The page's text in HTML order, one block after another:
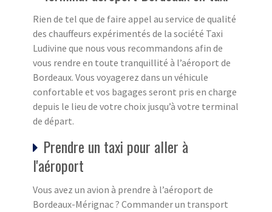
Rien de tel que de faire appel au service de qualité
des chauffeurs expérimentés de la société Taxi
Ludivine que nous vous recommandons afin de
vous rendre en toute tranquillité à l’aéroport de
Bordeaux. Vous voyagerez dans un véhicule
confortable et vos bagages seront pris en charge
depuis le lieu de votre choix jusqu’à votre terminal
de départ.
Prendre un taxi pour aller à
l'aéroport
Vous avez un avion à prendre à l’aéroport de
Bordeaux-Mérignac ? Commander un transport